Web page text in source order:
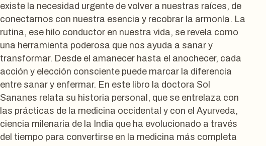
existe la necesidad urgente de volver a nuestras raíces, de
conectarnos con nuestra esencia y recobrar la armonía. La
rutina, ese hilo conductor en nuestra vida, se revela como
una herramienta poderosa que nos ayuda a sanar y
transformar. Desde el amanecer hasta el anochecer, cada
acción y elección consciente puede marcar la diferencia
entre sanar y enfermar. En este libro la doctora Sol
Sananes relata su historia personal, que se entrelaza con
las prácticas de la medicina occidental y con el Ayurveda,
ciencia milenaria de la India que ha evolucionado a través
del tiempo para convertirse en la medicina más completa